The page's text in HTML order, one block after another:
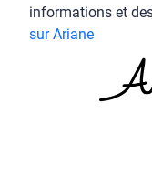
informations et
sur Ariane